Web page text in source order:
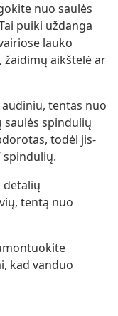
nuo saulės
puiki uždanga
lauko
žaidimų aikštelė ar
tentas nuo
saulės spindulių
todėl jis-
spindulių.
detalių
tentą nuo
kad vanduo